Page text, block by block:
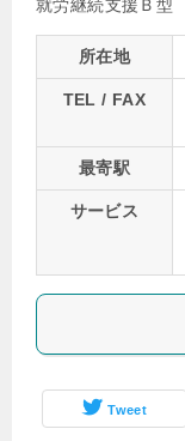
就労継続支援Ｂ型
所在地
TEL / FAX
最寄駅
サービス
Tweet